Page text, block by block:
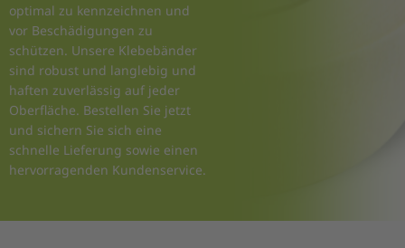
optimal zu kennzeichnen und
vor Beschädigungen zu
schützen. Unsere Klebebänder
sind robust und langlebig und
haften zuverlässig auf jeder
Oberfläche. Bestellen Sie jetzt
und sichern Sie sich eine
schnelle Lieferung sowie einen
hervorragenden Kundenservice.